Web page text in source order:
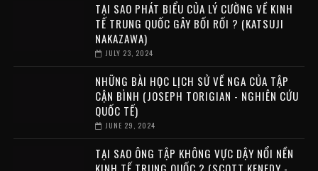
TẠI SAO PHÁT BIỂU CỦA LÝ CƯỜNG VỀ KINH
TẾ TRUNG QUỐC GÂY BỐI RỐI ? (KATSUJI
NAKAZAWA)
JULY 23, 2024
NHỮNG BÀI HỌC LỊCH SỬ VỀ NGA CỦA TẬP
CẬN BÌNH (JOSEPH TORIGIAN - NGHIÊN CỨU
QUỐC TẾ)
JUNE 29, 2024
TẠI SAO ÔNG TẬP KHÔNG VỰC DẬY NỔI NỀN